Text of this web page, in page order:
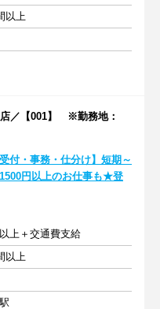
以上
／【001】 ※勤務地：
付・事務・仕分け】短期～
円以上のお仕事も★登
上＋交通費支給
以上